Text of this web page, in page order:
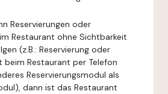
Reservierungen oder
Restaurant ohne Sichtbarkeit
(z.B.: Reservierung oder
beim Restaurant per Telefon
Reservierungsmodul als
dann ist das Restaurant